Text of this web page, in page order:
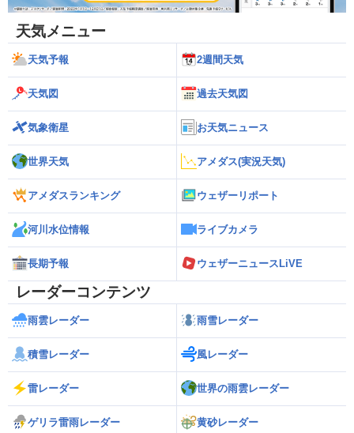
天気メニュー
天気予報 2週間天気
天気図 過去天気図
気象衛星 お天気ニュース
世界天気 アメダス(実況天気)
アメダスランキング ウェザーリポート
河川水位情報 ライブカメラ
長期予報 ウェザーニュースLiVE
レーダーコンテンツ
雨雲レーダー 雨雪レーダー
積雪レーダー 風レーダー
雷レーダー 世界の雨雲レーダー
ゲリラ雷雨レーダー 黄砂レーダー